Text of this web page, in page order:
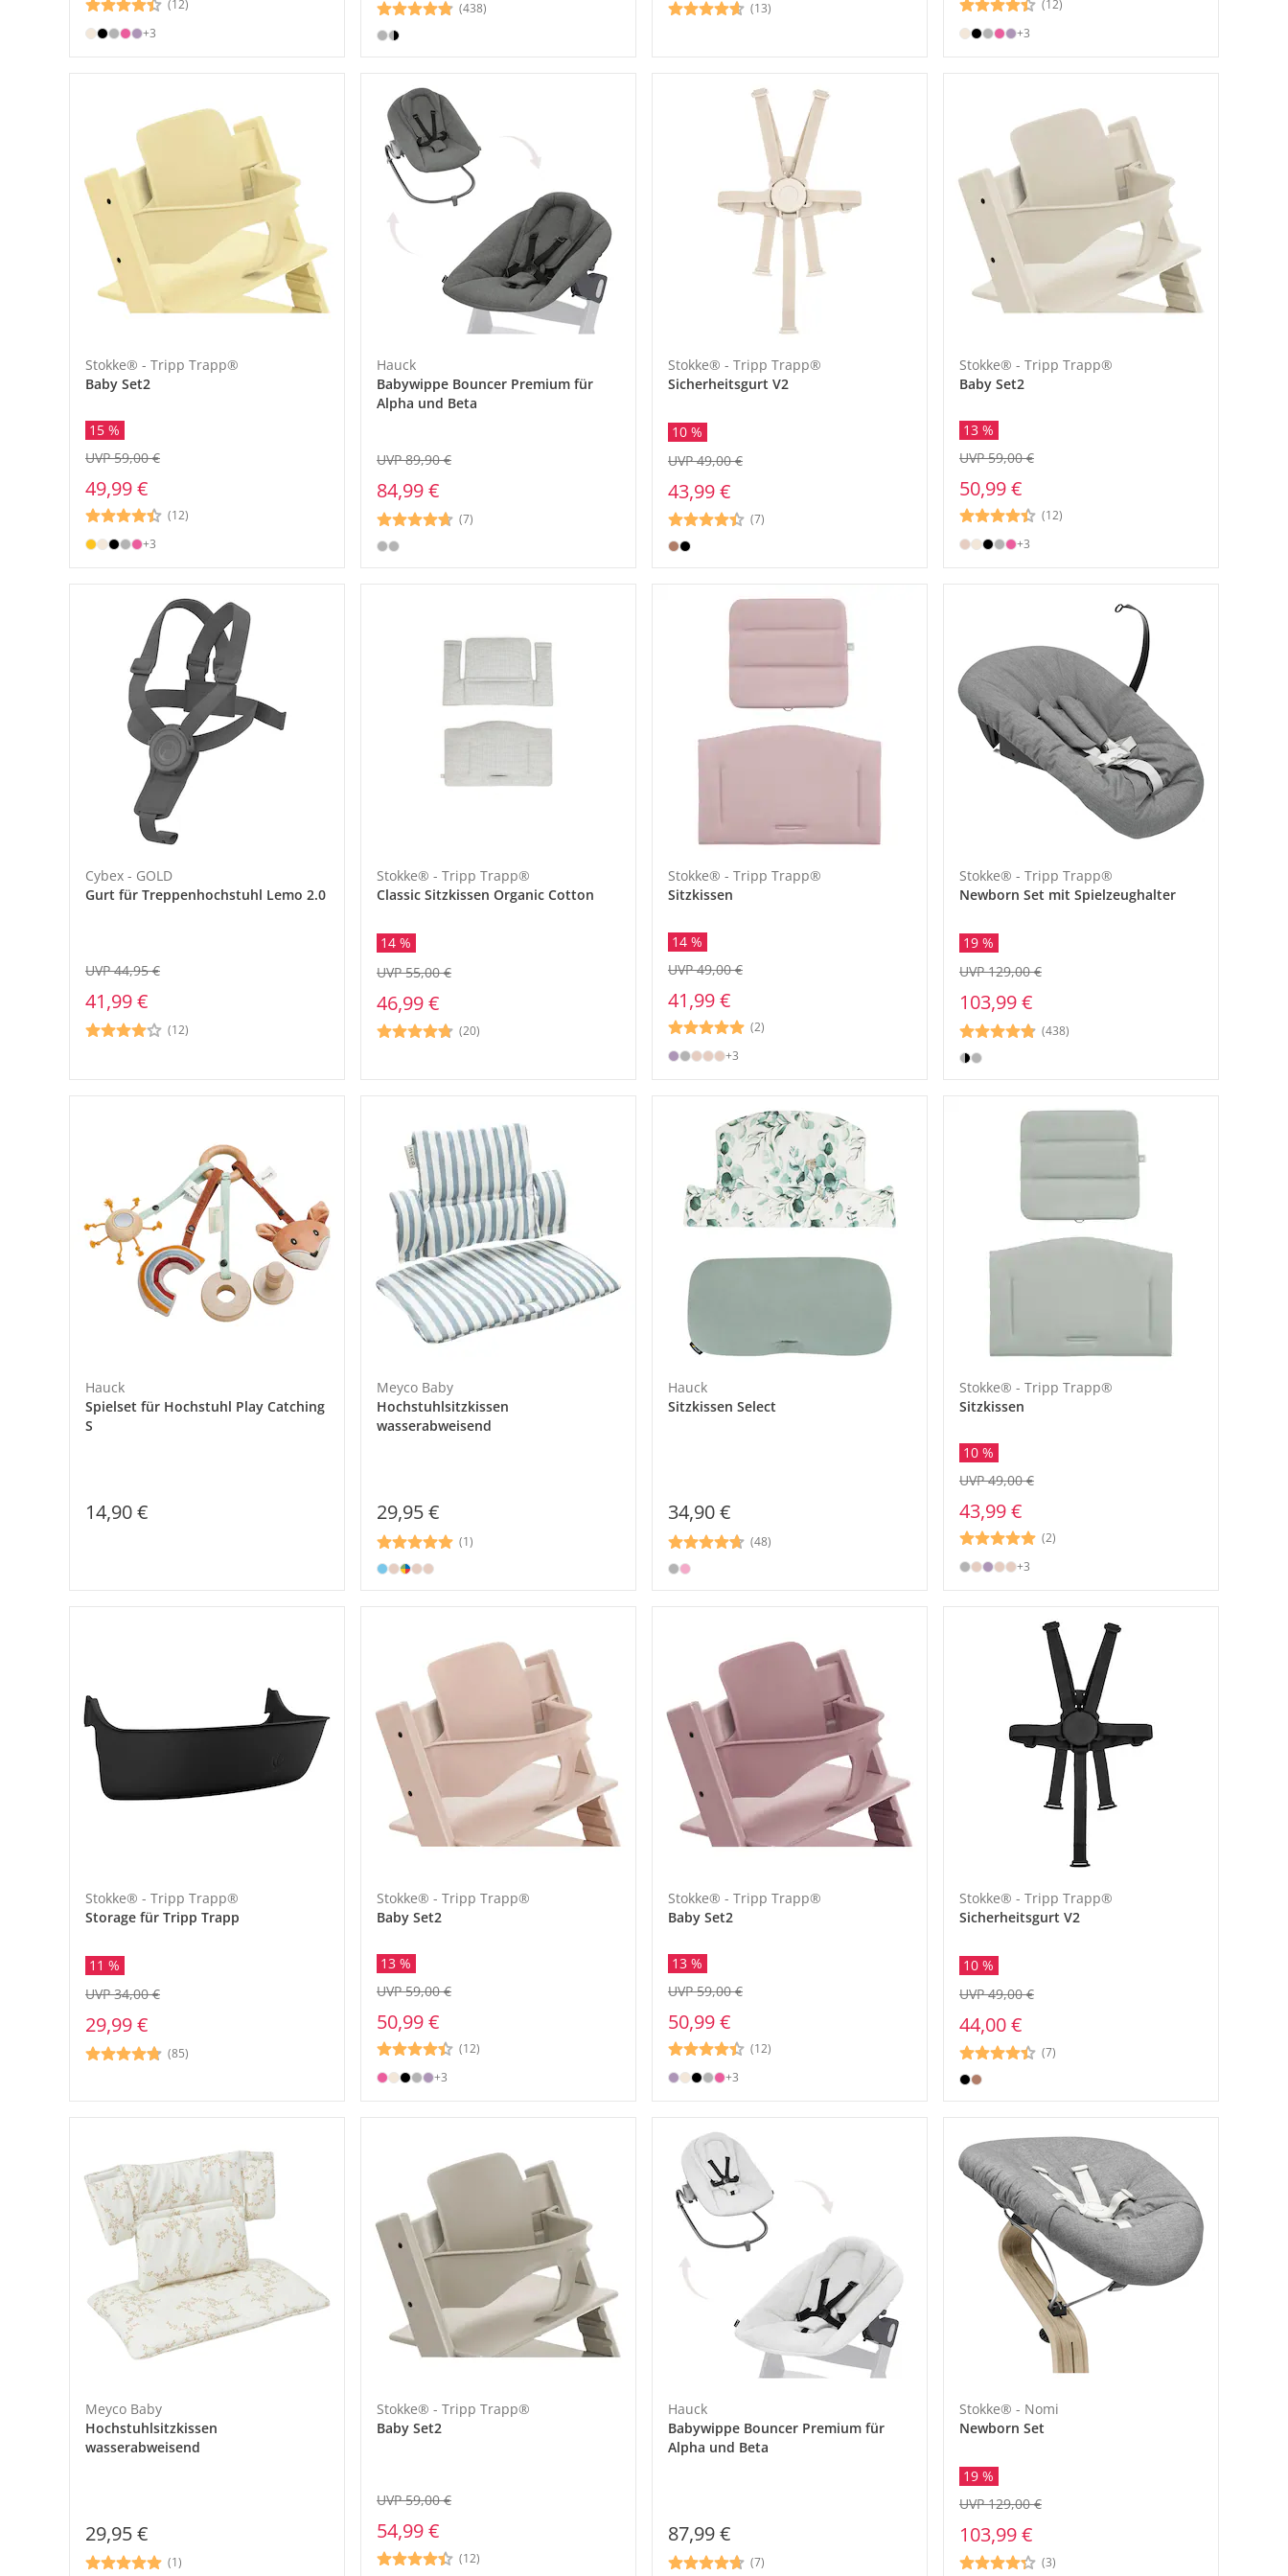
(12)
+3
(438) (13)
(12)
+3
Stokke® - Tripp Trapp®
Baby Set2
15 %
49,99 €
UVP 59,00 €
(12)
+3
Hauck
Babywippe Bouncer Premium für
Alpha und Beta
84,99 €
UVP 89,90 €
(7)
Stokke® - Tripp Trapp®
Sicherheitsgurt V2
10 %
43,99 €
UVP 49,00 €
(7)
Stokke® - Tripp Trapp®
Baby Set2
13 %
50,99 €
UVP 59,00 €
(12)
+3
Cybex - GOLD
Gurt für Treppenhochstuhl Lemo 2.0
41,99 €
UVP 44,95 €
(12)
Stokke® - Tripp Trapp®
Classic Sitzkissen Organic Cotton
14 %
46,99 €
UVP 55,00 €
(20)
Stokke® - Tripp Trapp®
Sitzkissen
14 %
41,99 €
UVP 49,00 €
(2)
+3
Stokke® - Tripp Trapp®
Newborn Set mit Spielzeughalter
19 %
103,99 €
UVP 129,00 €
(438)
Hauck
Spielset für Hochstuhl Play Catching
S
14,90 €
Meyco Baby
Hochstuhlsitzkissen
wasserabweisend
29,95 €
(1)
Hauck
Sitzkissen Select
34,90 €
(48)
Stokke® - Tripp Trapp®
Sitzkissen
10 %
43,99 €
UVP 49,00 €
(2)
+3
Stokke® - Tripp Trapp®
Storage für Tripp Trapp
11 %
29,99 €
UVP 34,00 €
(85)
Stokke® - Tripp Trapp®
Baby Set2
13 %
50,99 €
UVP 59,00 €
(12)
+3
Stokke® - Tripp Trapp®
Baby Set2
13 %
50,99 €
UVP 59,00 €
(12)
+3
Stokke® - Tripp Trapp®
Sicherheitsgurt V2
10 %
44,00 €
UVP 49,00 €
(7)
Meyco Baby
Hochstuhlsitzkissen
wasserabweisend
29,95 €
(1)
Stokke® - Tripp Trapp®
Baby Set2
54,99 €
UVP 59,00 €
(12)
Hauck
Babywippe Bouncer Premium für
Alpha und Beta
87,99 €
(7)
Stokke® - Nomi
Newborn Set
19 %
103,99 €
UVP 129,00 €
(3)